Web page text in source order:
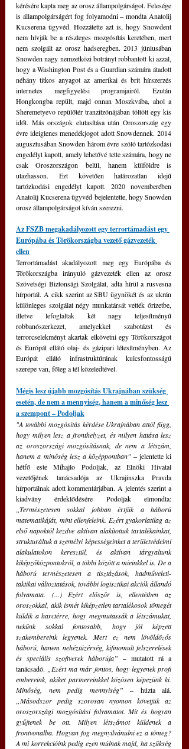
kérésére kapta meg az orosz állampolgárságot. Felesége
is állampolgárságért fog folyamodni – mondta Anatolij
Kucserena ügyvéd. Hozzátette azt is, hogy Snowdent
nem hívják be a részleges mozgósítás keretében, mert
nem szolgált az orosz hadseregben. 2013 júniusában
Snowden nagy nemzetközi botrányt robbantott ki azzal,
hogy a Washington Post és a Guardian számára átadott
néhány titkos anyagot az amerikai és brit hírszerzés
internetes megfigyelési programjairól. Ezután
Hongkongba repült, majd onnan Moszkvába, ahol a
Sheremetyevo repülőtér tranzitzónájában töltött egy kis
időt. Más országok elutasítása után Oroszország egy
évre ideiglenes menedékjogot adott Snowdennek. 2014
augusztusában Snowden három évre szóló tartózkodási
engedélyt kapott, amely lehetővé tette számára, hogy ne
csak Oroszországon belül, hanem külföldre is
utazhasson. Ezt követően határozatlan idejű
tartózkodási engedélyt kapott. 2020 novemberében
Anatolij Kucserena ügyvéd bejelentette, hogy Snowden
orosz állampolgárságot kíván szerezni.
Az FSZB megakadályozott egy terrortámadást egy
Európába és Törökországba vezető gázvezeték
ellen
Terrortámadást akadályozott meg egy Európába és
Törökországba irányuló gázvezeték ellen az orosz
Szövetségi Biztonsági Szolgálat, adta hírül a rusvesna
hírportál. A cikk szerint az SBU ügynökét és az ukrán
különleges szolgálat négy munkatársát vették őrizetbe,
illetve lefoglaltak két nagy teljesítményű
robbanószerkezet, amelyekkel szabotázst és
terrorcselekményt akartak elkövetni egy Törökországot
és Európát ellátó olaj- és gázipari létesítményben. Az
Európát ellátó infrastruktúrának kulcsfontosságú
szerepe van, főleg a tél közeledtével.
Mégis lesz újabb mozgósítás Ukrajnában szükség
esetén, de nem a mennyiség, hanem a minőség lesz
a szempont – Podoljak
"A további mozgósítás kérdése Ukrajnában attól függ,
hogy milyen lesz a fronthelyzet, és milyen hatása lesz
az oroszországi mozgósításnak, de nem a létszám,
hanem a minőség lesz a középpontban" – jelentette ki
hétfő este Mihajlo Podoljak, az Elnöki Hivatal
vezetőjének tanácsadója az Ukrajinszka Pravda
hírportálnak adott kommentárjában. A jelentés szerint a
„Természetesen sokkal jobban értjük a háború
matematikáját, mint ellenfeleink. Ezért gyakorlatilag az
első napoktól kezdve aktívan alakítottuk tartalékainkat,
strukturáltuk a személyi képességeinket a területvédelmi
alakulatokon keresztül, és aktívan tárgyaltunk
kiképzőközpontokról, a többi között a mieinkkel is. De a
háború természetesen a tisztázások, hadműveleti-
taktikai változtatások, további logisztikai akciók állandó
folyamata. (...) Ezért először is, ellentétben az
oroszokkal, akik ismét kiképzetlen tartalékosok tömegét
küldik a harctérre, hogy megmutassák a létszámukat,
nekünk sokkal fontosabb, hogy jól képzett
szakembereink legyenek. Mert ez nem lövöldözős
háború, hanem nehéztüzérség, kifinomult felszerelések
és speciális szoftverek háborúja” – mutatott rá a
tanácsadó. „Ezért ma már fontos, hogy legyenek profi
embereink, akiket partnereinkkel közösen képezünk ki.
Minőség, nem pedig mennyiség”
„Másodszor pedig szorosan nyomon követjük az
oroszországi mozgósítási folyamatot. Mit és hogyan
gyűjtenek be ott. Milyen létszámot küldenek a
frontvonalba. Hogyan fog megnyilvánulni ez a tömeg?
A mi korrekcióink pedig ezen múlnak majd, ha szükség